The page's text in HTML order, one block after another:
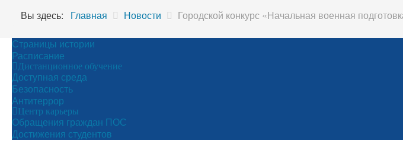
Вы здесь: Главная Новости Городской конкурс «Начальная военная
Страницы истории
Расписание
Дистанционное обучение
Доступная среда
Безопасность
Антитеррор
Центр карьеры
Обращения граждан ПОС
Достижения студентов